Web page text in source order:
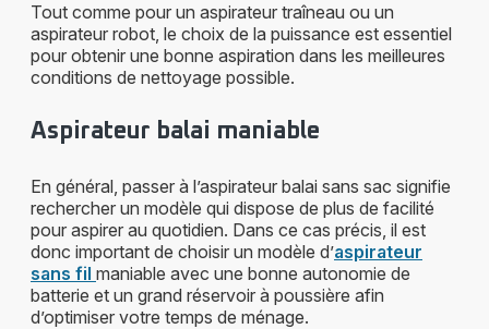
Tout comme pour un aspirateur traîneau ou un
aspirateur robot, le choix de la puissance est essentiel
pour obtenir une bonne aspiration dans les meilleures
conditions de nettoyage possible.
Aspirateur balai maniable
En général, passer à l’aspirateur balai sans sac signifie
rechercher un modèle qui dispose de plus de facilité
pour aspirer au quotidien. Dans ce cas précis, il est
donc important de choisir un modèle d’aspirateur
sans fil maniable avec une bonne autonomie de
batterie et un grand réservoir à poussière afin
d’optimiser votre temps de ménage.